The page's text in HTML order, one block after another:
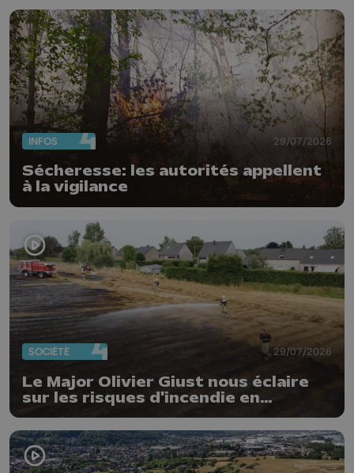
INFOS 29/07/2026
Sécheresse: les autorités appellent
à la vigilance
SOCIÉTÉ 29/07/2026
Le Major Olivier Giust nous éclaire
sur les risques d'incendie en
Belgique : "Un incendie comme en
Gironde ne pourrait pas avoir lieu
chez nous"